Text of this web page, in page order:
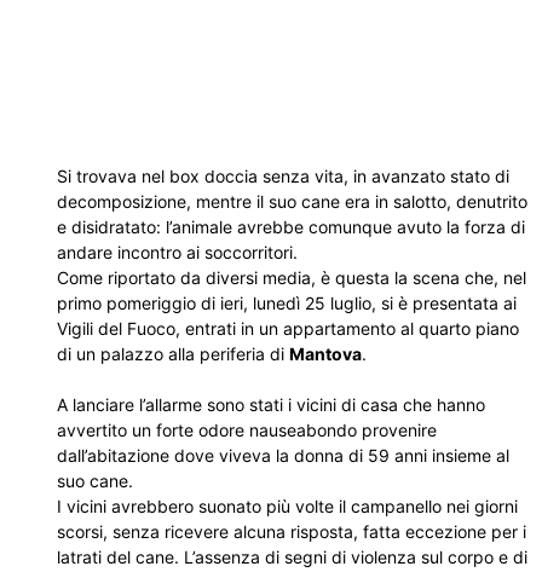
Si trovava nel box doccia senza vita, in avanzato stato di
decomposizione, mentre il suo cane era in salotto, denutrito
e disidratato: l’animale avrebbe comunque avuto la forza di
andare incontro ai soccorritori.
Come riportato da diversi media, è questa la scena che, nel
primo pomeriggio di ieri, lunedì 25 luglio, si è presentata ai
Vigili del Fuoco, entrati in un appartamento al quarto piano
di un palazzo alla periferia di Mantova.
A lanciare l’allarme sono stati i vicini di casa che hanno
avvertito un forte odore nauseabondo provenire
dall’abitazione dove viveva la donna di 59 anni insieme al
suo cane.
I vicini avrebbero suonato più volte il campanello nei giorni
scorsi, senza ricevere alcuna risposta, fatta eccezione per i
latrati del cane. L’assenza di segni di violenza sul corpo e di